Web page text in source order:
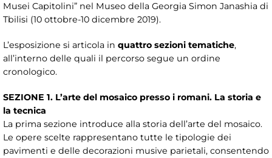
Musei Capitolini” nel Museo della Georgia Simon Janashia di
Tbilisi (10 ottobre-10 dicembre 2019).
L’esposizione si articola in quattro sezioni tematiche,
all’interno delle quali il percorso segue un ordine
cronologico.
SEZIONE 1. L’arte del mosaico presso i romani. La storia e
la tecnica
La prima sezione introduce alla storia dell’arte del mosaico.
Le opere scelte rappresentano tutte le tipologie dei
pavimenti e delle decorazioni musive parietali, consentendo